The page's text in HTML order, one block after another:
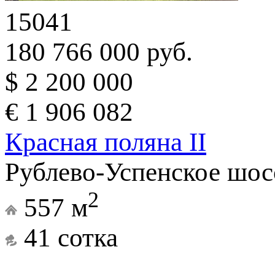
15041
180 766 000 руб.
$ 2 200 000
€ 1 906 082
Красная поляна II
Рублево-Успенское
557 м2
41 сотка